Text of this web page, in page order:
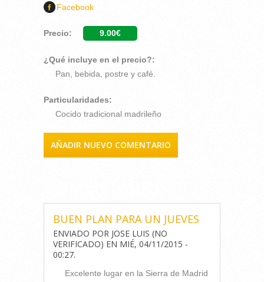
Facebook
Precio: 9.00€
¿Qué incluye en el precio?:
Pan, bebida, postre y café.
Particularidades:
Cocido tradicional madrileño
AÑADIR NUEVO COMENTARIO
BUEN PLAN PARA UN JUEVES
ENVIADO POR JOSE LUIS (NO
VERIFICADO) EN MIÉ, 04/11/2015 -
00:27.
Excelente lugar en la Sierra de Madrid